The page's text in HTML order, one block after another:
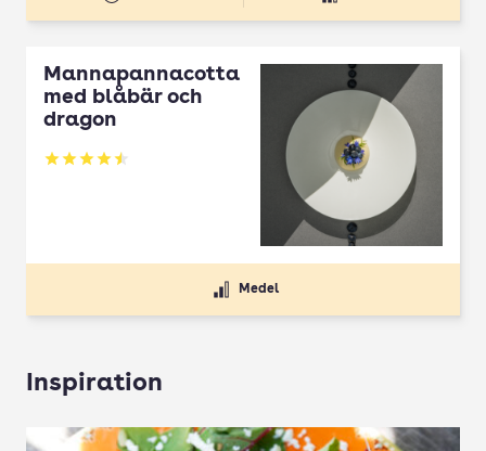
Mannapannacotta
med blåbär och
dragon
Betyg: 4.5 av 5
Medel
Inspiration